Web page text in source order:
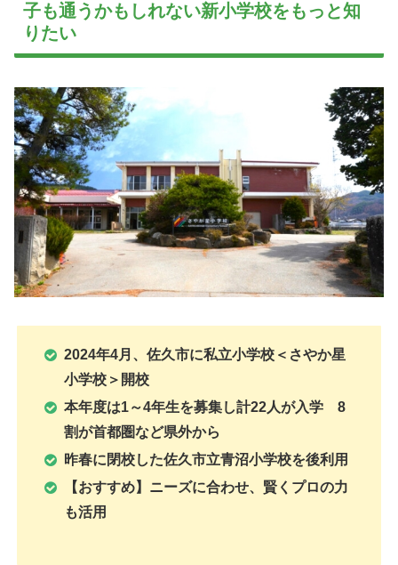
子も通うかもしれない新小学校をもっと知
りたい
2024年4月、佐久市に私立小学校＜ さやか星
小学校 ＞開校
本年度は1～4年生を募集し計22人が入学 8
割が首都圏など県外から
昨春に閉校した佐久市立青沼小学校を後利用
【おすすめ】ニーズに合わせ、賢くプロの力
も活用